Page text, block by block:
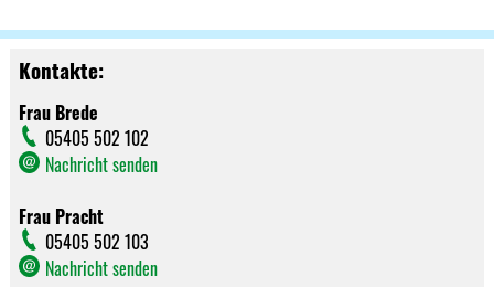
Kontakte:
Frau Brede
05405 502 102
Nachricht senden
Frau Pracht
05405 502 103
Nachricht senden